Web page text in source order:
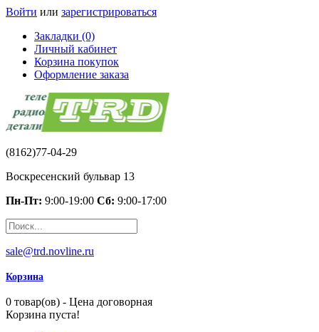
Войти или зарегистрироваться
Закладки (0)
Личный кабинет
Корзина покупок
Оформление заказа
(8162)77-04-29
Воскресенский бульвар 13
Пн-Пт: 9:00-19:00 Сб: 9:00-17:00
sale@trd.novline.ru
Корзина
0 товар(ов) - Цена договорная
Корзина пуста!